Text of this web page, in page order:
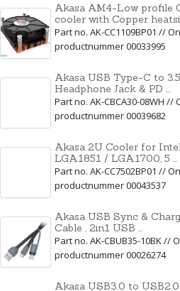
Akasa AM4-Low profile
cooler with Copper
Part no. AK-CC1109BP01 //
productnummer 00033995
Akasa USB Type-C to
Headphone Jack & PD ...
Part no. AK-CBCA30-08WH //
productnummer 00039682
Akasa 2U Cooler for
LGA1851 / LGA1700, 5 ...
Part no. AK-CC7502BP01 //
productnummer 00043537
Akasa USB Sync &
Cable , 2in1 USB ...
Part no. AK-CBUB35-10BK //
productnummer 00026274
Akasa USB3.0 to USB2.0